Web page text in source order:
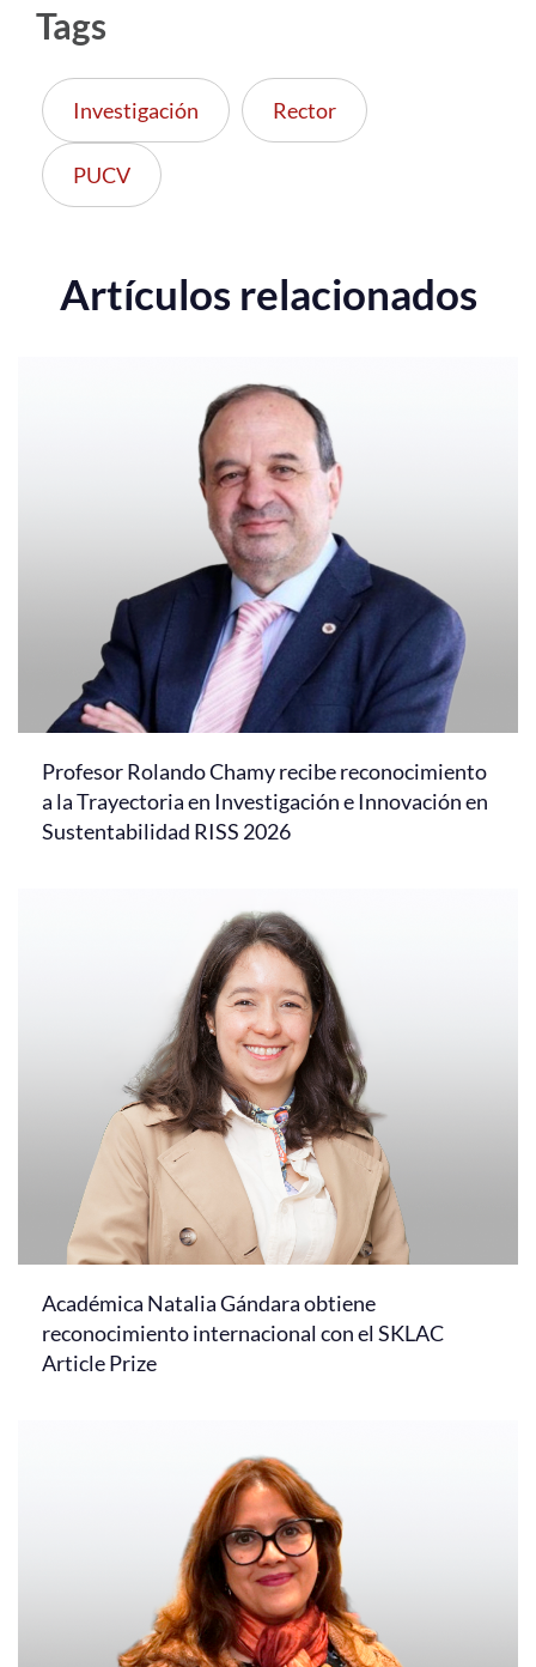
Tags
Investigación Rector
PUCV
Artículos relacionados
Profesor Rolando Chamy recibe reconocimiento
a la Trayectoria en Investigación e Innovación en
Sustentabilidad RISS 2026
Académica Natalia Gándara obtiene
reconocimiento internacional con el SKLAC
Article Prize